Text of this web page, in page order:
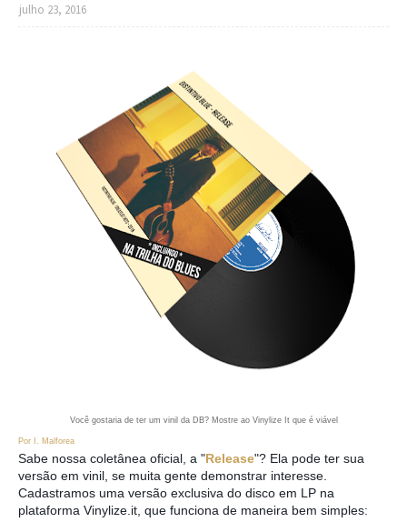
julho 23, 2016
Você gostaria de ter um vinil da DB? Mostre ao Vinylize It que é viável
Por I. Malforea
Sabe nossa coletânea oficial, a "Release"? Ela pode ter sua
versão em vinil, se muita gente demonstrar interesse.
Cadastramos uma versão exclusiva do disco em LP na
plataforma Vinylize.it, que funciona de maneira bem simples: